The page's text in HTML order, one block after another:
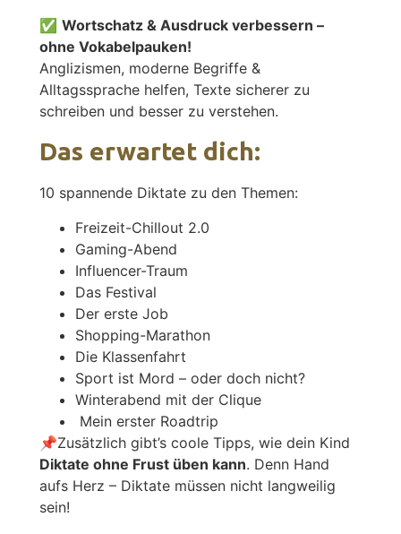
✅ Wortschatz & Ausdruck verbessern –
ohne Vokabelpauken!
Anglizismen, moderne Begriffe &
Alltagssprache helfen, Texte sicherer zu
schreiben und besser zu verstehen.
Das erwartet dich:
10 spannende Diktate zu den Themen:
Freizeit-Chillout 2.0
Gaming-Abend
Influencer-Traum
Das Festival
Der erste Job
Shopping-Marathon
Die Klassenfahrt
Sport ist Mord – oder doch nicht?
Winterabend mit der Clique
Mein erster Roadtrip
📌Zusätzlich gibt’s coole Tipps, wie dein Kind
Diktate ohne Frust üben kann. Denn Hand
aufs Herz – Diktate müssen nicht langweilig
sein!